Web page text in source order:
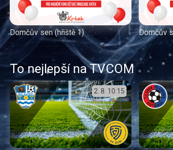
Domčův sen (hřiště 1) Domčův
To nejlepší na TVCOM
2. 8. 10:15